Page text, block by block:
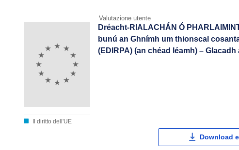
Valutazione utente
Il diritto dell'UE
Dréacht-RIALACHÁN Ó
bunú an Ghnímh um thionscal
(EDIRPA) (an chéad léamh) –
Download